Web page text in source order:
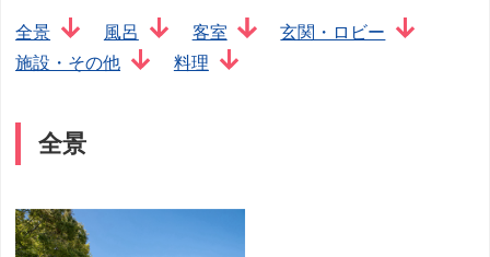
全景 風呂 客室
玄関・ロビー
施設・その他
料理
全景